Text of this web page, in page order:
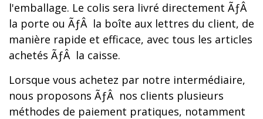
l'emballage. Le colis sera livré directement ÃƒÂ
la porte ou ÃƒÂ la boîte aux lettres du client, de
manière rapide et efficace, avec tous les articles
achetés ÃƒÂ la caisse.
Lorsque vous achetez par notre intermédiaire,
nous proposons ÃƒÂ nos clients plusieurs
méthodes de paiement pratiques, notamment